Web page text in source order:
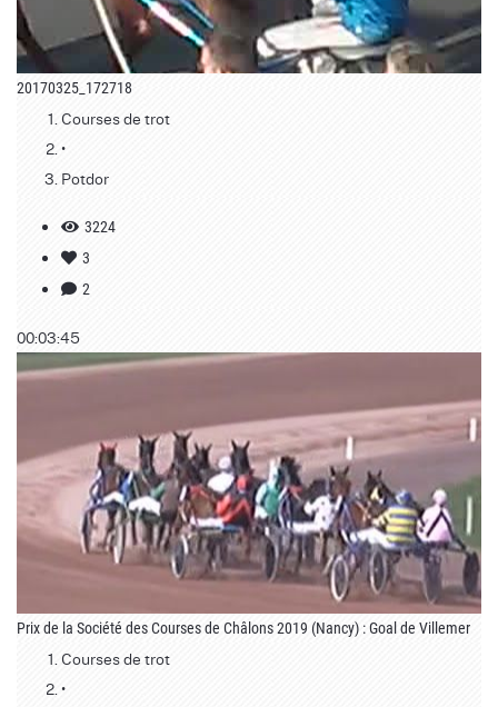
20170325_172718
Courses de trot
•
Potdor
3224
3
2
00:03:45
Prix de la Société des Courses de Châlons 2019 (Nancy) : Goal de Villemer
Courses de trot
•